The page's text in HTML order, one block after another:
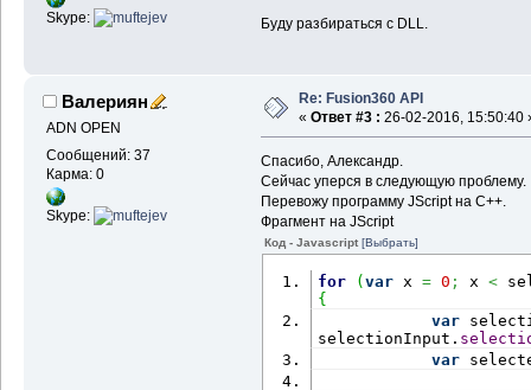
Skype: Буду разбираться с DLL.
Валериян
ADN OPEN
Сообщений: 37
Карма: 0
Skype:
Re: Fusion360 API
« Ответ #3 : 26-02-2016, 15:50:40
Спасибо, Александр.
Сейчас уперся в следующую проблему.
Перевожу программу JScript на С++.
Фрагмент на JScript
Код - Javascript [Выбрать]
for (var x = 0 ; x <
{
var
selectionInput.
var